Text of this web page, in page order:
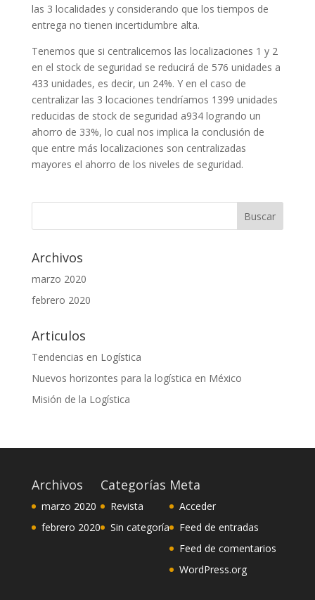
las 3 localidades y considerando que los tiempos de
entrega no tienen incertidumbre alta.
Tenemos que si centralicemos las localizaciones 1 y 2
en el stock de seguridad se reducirá de 576 unidades a
433 unidades, es decir, un 24%. Y en el caso de
centralizar las 3 locaciones tendríamos 1399 unidades
reducidas de stock de seguridad a934 logrando un
ahorro de 33%, lo cual nos implica la conclusión de
que entre más localizaciones son centralizadas
mayores el ahorro de los niveles de seguridad.
Archivos
marzo 2020
febrero 2020
Articulos
Tendencias en Logística
Nuevos horizontes para la logística en México
Misión de la Logística
Archivos
marzo 2020
febrero 2020
Categorías
Revista
Sin categoría
Meta
Acceder
Feed de entradas
Feed de comentarios
WordPress.org